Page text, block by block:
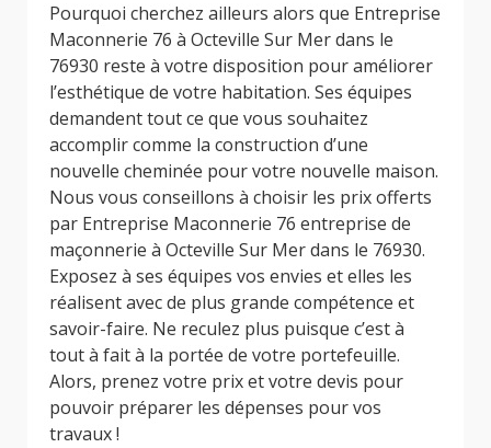
Pourquoi cherchez ailleurs alors que Entreprise
Maconnerie 76 à Octeville Sur Mer dans le
76930 reste à votre disposition pour améliorer
l’esthétique de votre habitation. Ses équipes
demandent tout ce que vous souhaitez
accomplir comme la construction d’une
nouvelle cheminée pour votre nouvelle maison.
Nous vous conseillons à choisir les prix offerts
par Entreprise Maconnerie 76 entreprise de
maçonnerie à Octeville Sur Mer dans le 76930.
Exposez à ses équipes vos envies et elles les
réalisent avec de plus grande compétence et
savoir-faire. Ne reculez plus puisque c’est à
tout à fait à la portée de votre portefeuille.
Alors, prenez votre prix et votre devis pour
pouvoir préparer les dépenses pour vos
travaux !